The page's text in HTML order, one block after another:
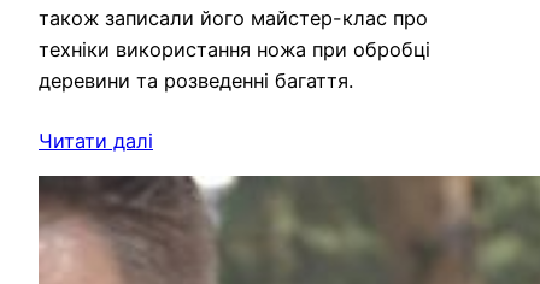
також записали його майстер-клас про
техніки використання ножа при обробці
деревини та розведенні багаття.
Читати далі